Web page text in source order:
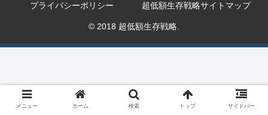
プライバシーポリシー 超低額生存戦略サイトマップ
© 2018 超低額生存戦略.
メニュー ホーム 検索 トップ サイドバー